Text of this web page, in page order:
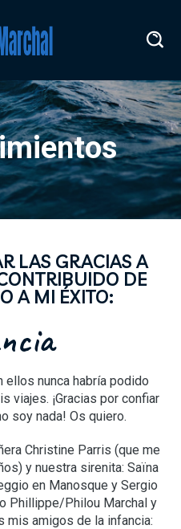
LAS GRACIAS A
DE
A MI ÉXITO:
nunca habría podido
viajes. ¡Gracias por confiar
soy nada! Os quiero.
Christine Parris (que me
y nuestra sirenita: Saïna
en Manosque y Sergio
Phillippe/Philou Marchal y
mis amigos de la infancia: